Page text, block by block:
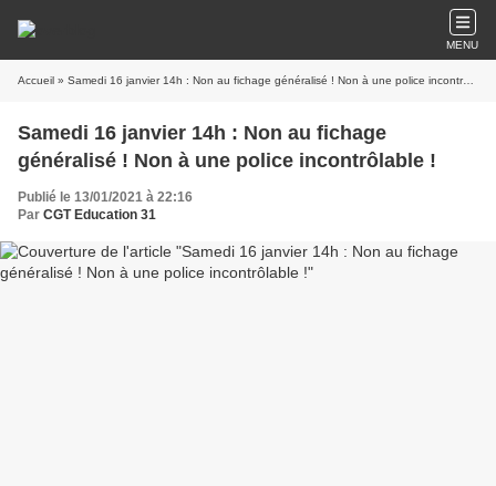
MENU
Accueil » Samedi 16 janvier 14h : Non au fichage généralisé ! Non à une police incontrôlable !
Samedi 16 janvier 14h : Non au fichage
généralisé ! Non à une police incontrôlable !
Publié le 13/01/2021 à 22:16
Par CGT Education 31